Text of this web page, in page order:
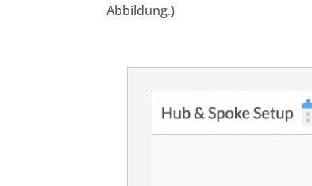
Abbildung.)